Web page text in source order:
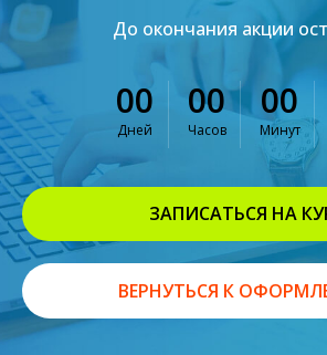
До окончания акции
00
Дней
00
Часов
00
Минут
ЗАПИСАТЬСЯ НА
ВЕРНУТЬСЯ К